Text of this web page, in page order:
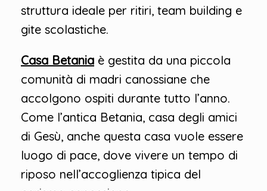
struttura ideale per ritiri, team building e
gite scolastiche.
Casa Betania è gestita da una piccola
comunità di madri canossiane che
accolgono ospiti durante tutto l’anno.
Come l’antica Betania, casa degli amici
di Gesù, anche questa casa vuole essere
luogo di pace, dove vivere un tempo di
riposo nell’accoglienza tipica del